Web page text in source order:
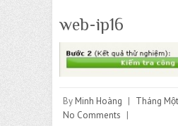
web-ip16
By Minh Hoàng Tháng
No Comments